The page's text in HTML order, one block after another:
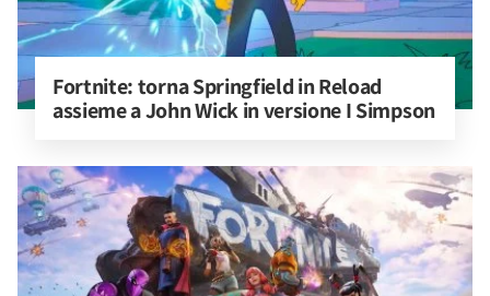
Fortnite: torna Springfield in Reload
assieme a John Wick in versione I Simpson